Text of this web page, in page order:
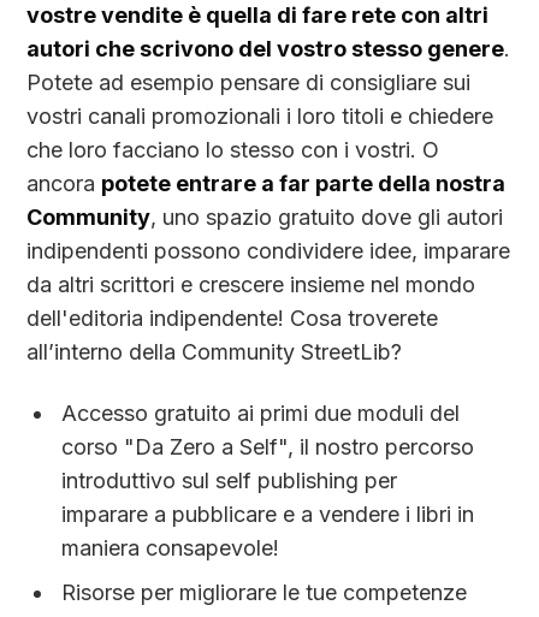
vostre vendite è quella di fare rete con altri
autori che scrivono del vostro stesso genere.
Potete ad esempio pensare di consigliare sui
vostri canali promozionali i loro titoli e chiedere
che loro facciano lo stesso con i vostri. O
ancora potete entrare a far parte della nostra
Community, uno spazio gratuito dove gli autori
indipendenti possono condividere idee, imparare
da altri scrittori e crescere insieme nel mondo
dell'editoria indipendente! Cosa troverete
all’interno della Community StreetLib?
Accesso gratuito ai primi due moduli del
corso "Da Zero a Self", il nostro percorso
introduttivo sul self publishing per
imparare a pubblicare e a vendere i libri in
maniera consapevole!
Risorse per migliorare le tue competenze